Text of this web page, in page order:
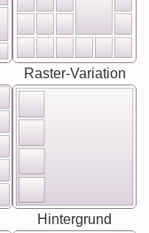
Raster-Variation
Hintergrund